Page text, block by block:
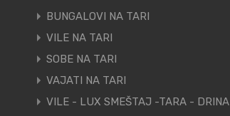
BUNGALOVI NA TARI
VILE NA TARI
SOBE NA TARI
VAJATI NA TARI
VILE - LUX SMEŠTAJ -TARA - DRINA